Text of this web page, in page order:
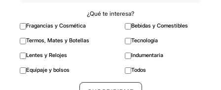
¿Qué te interesa?
Fragancias y Cosmética Bebidas y Comestibles
Termos, Mates y Botellas Tecnología
Lentes y Relojes Indumentaria
Equipaje y bolsos Todos